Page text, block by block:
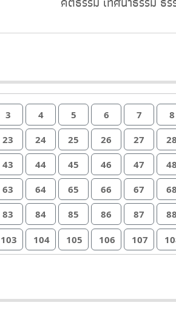
3 4 5 6 7 8
23 24 25 26 27 28
43 44 45 46 47 48
63 64 65 66 67 68
83 84 85 86 87 88
103 104 105 106 107